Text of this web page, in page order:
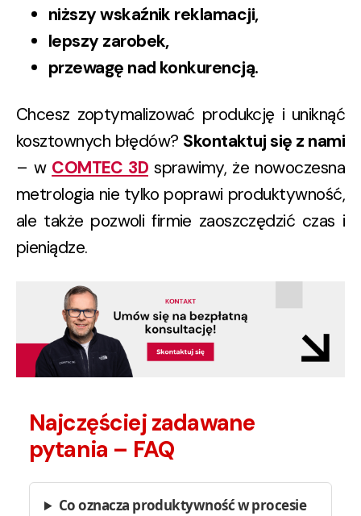
niższy wskaźnik reklamacji,
lepszy zarobek,
przewagę nad konkurencją.
Chcesz zoptymalizować produkcję i uniknąć
kosztownych błędów? Skontaktuj się z nami
– w COMTEC 3D sprawimy, że nowoczesna
metrologia nie tylko poprawi produktywność,
ale także pozwoli firmie zaoszczędzić czas i
pieniądze.
Najczęściej zadawane
pytania – FAQ
Co oznacza produktywność w procesie